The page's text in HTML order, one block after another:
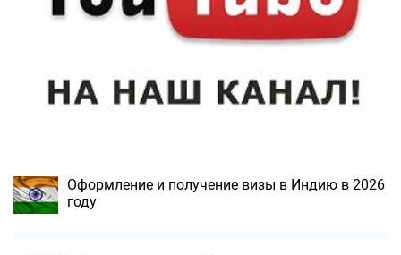
Оформление и получение визы в Индию в 2026
году